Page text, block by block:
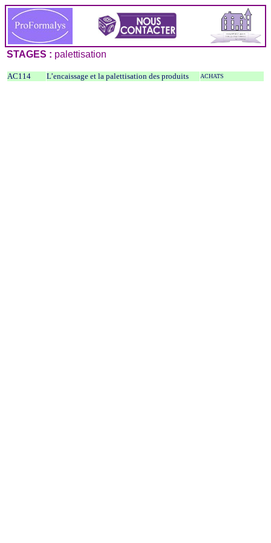
STAGES : palettisation
AC114 L’encaissage et la palettisation des produits ACHATS